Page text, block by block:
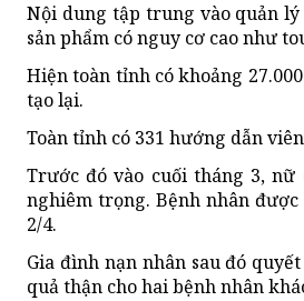
Nội dung tập trung vào quản
sản phẩm có nguy cơ cao như
Hiện toàn tỉnh có khoảng
tạo lại.
Toàn tỉnh có 331 hướng dẫn
Trước đó vào cuối tháng 3,
nghiêm trọng. Bệnh nhân
2/4.
Gia đình nạn nhân sau đó
quả thận cho hai bệnh nhân